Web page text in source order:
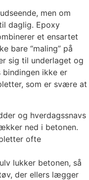
men om
daglig. Epoxy
et ensartet
bare “maling” på
sig til underlaget og
ikke er
som er svære at
og hverdagssnavs
ned i betonen.
ofte
lukker betonen, så
der ellers lægger